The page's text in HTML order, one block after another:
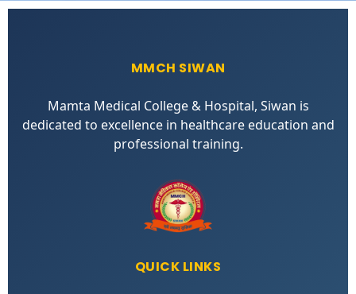
MMCH SIWAN
Mamta Medical College & Hospital, Siwan is
dedicated to excellence in healthcare education and
professional training.
QUICK LINKS